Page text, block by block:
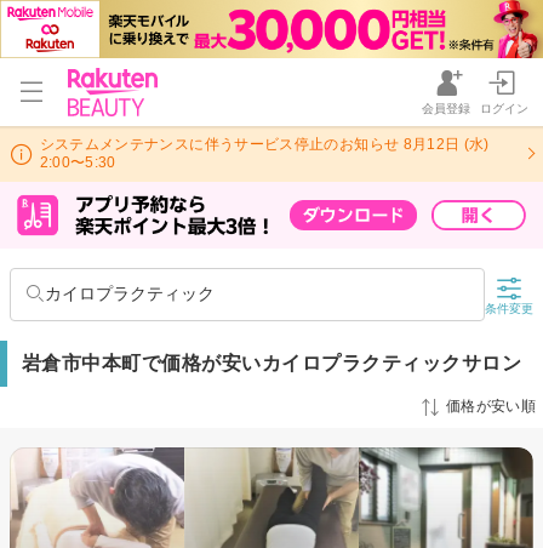
会員登録 ログイン
システムメンテナンスに伴うサービス停止のお知らせ 8月12日 (水)
2:00〜5:30
カイロプラクティック
条件変更
岩倉市中本町で価格が安いカイロプラクティックサロン
価格が安い順